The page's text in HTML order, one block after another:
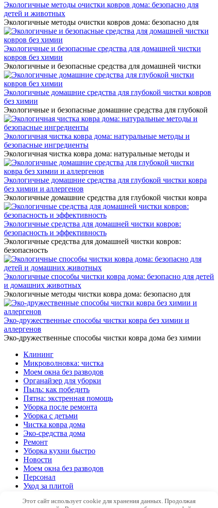
Экологичные методы очистки ковров дома: безопасно для
детей и животных
Экологичные методы очистки ковров дома: безопасно для
Экологичные и безопасные средства для домашней чистки
ковров без химии
Экологичные и безопасные средства для домашней чистки
Экологичные домашние средства для глубокой чистки ковров
без химии
Экологичные и безопасные домашние средства для глубокой
Экологичная чистка ковра дома: натуральные методы и
безопасные ингредиенты
Экологичная чистка ковра дома: натуральные методы и
Экологичные домашние средства для глубокой чистки ковра
без химии и аллергенов
Экологичные домашние средства для глубокой чистки ковра
Экологичные средства для домашней чистки ковров:
безопасность и эффективность
Экологичные средства для домашней чистки ковров:
безопасность
Экологичные способы чистки ковра дома: безопасно для детей
и домашних животных
Экологичные методы чистки ковра дома: безопасно для
Эко-дружественные способы чистки ковра без химии и
аллергенов
Эко-дружественные способы чистки ковра дома без химии
Клининг
Микроволновка: чистка
Моем окна без разводов
Органайзер для уборки
Пыль: как победить
Пятна: экстренная помощь
Уборка после ремонта
Уборка с детьми
Чистка ковра дома
Эко-средства дома
Ремонт
Уборка кухни быстро
Новости
Моем окна без разводов
Персонал
Уход за плитой
Этот сайт использует cookie для хранения данных. Продолжая